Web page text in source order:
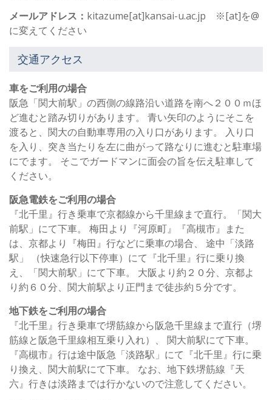
メールアドレス： kitazume[at]kansai-u.ac.jp ※[at]を@
に変えてください
交通アクセス
車をご利用の場合
阪急「関大前駅」の西側の線路沿い道路を南へ２００ｍほ
ど進むと踏み切りがあります。 青い矢印のようにそこを
渡ると、関大の自動車専用の入り口があります。 入り口
を入り、突き当たりを左に曲がって路なりに進むと駐車場
にでます。 そこでガードマンに面会の旨を伝え駐車して
ください。
阪急電鉄をご利用の場合
『北千里』行き乗車で京都線から千里線まで直行。「関大
前駅」にて下車。 梅田より『河原町』『高槻市』また
は、京都より『梅田』行などに乗車の場合、 途中「淡路
駅」 （快速急行以下停車）にて『北千里』行に乗り換
え、「関大前駅」にて下車。 大阪より約２０分、京都よ
り約６０分、関大前駅より正門まで徒歩約５分です。
地下鉄をご利用の場合
『北千里』行き乗車で堺筋線から阪急千里線まで直行（堺
筋線と阪急千里線相互乗り入れ）、 関大前駅にて下車。
『高槻市』行は途中阪急「淡路駅」にて『北千里』行に乗
り換え、関大前駅にて下車。 なお、地下鉄堺筋線『天
六』行きは淡路までは行かないので注意してください。